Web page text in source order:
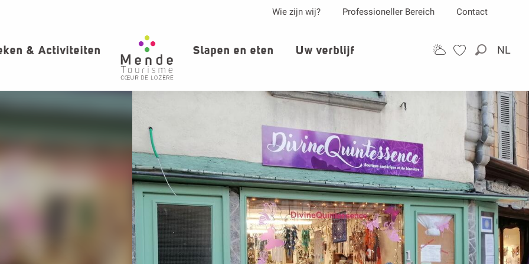
Zoek op
NL
Wie zijn wij? Professioneller Bereich Contact
& Activiteiten Slapen en eten Uw verblijf